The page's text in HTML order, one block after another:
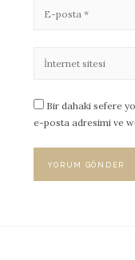
Bir dahaki sefere
e-posta adresimi ve